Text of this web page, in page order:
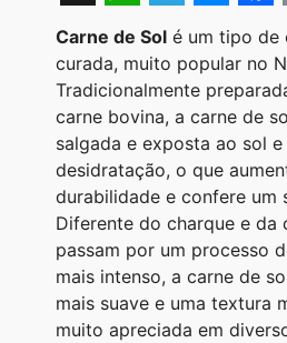
X W
h
a
t
s
A
p
p
T
e
l
e
g
r
a
m
M
e
s
s
e
n
g
e
r
F
a
c
e
b
o
o
k
Carne de Sol é um tipo de
curada, muito popular no
Tradicionalmente
carne bovina, a carne de
salgada e exposta ao sol
desidratação, o que
durabilidade e confere um
Diferente do charque e da
passam por um processo
mais intenso, a carne de
mais suave e uma textura
muito apreciada em